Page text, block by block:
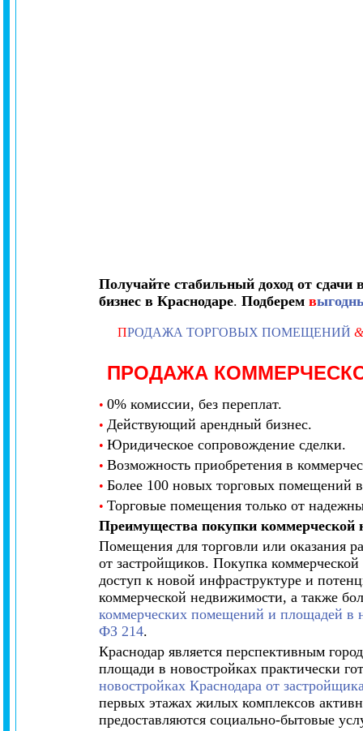
Получайте стабильный доход от
бизнес в Краснодаре. Подберем в
ПРОДАЖА ТОРГОВЫХ ПОМЕЩЕНИЙ
ПРОДАЖА
• 0% комиссии, без переплат.
• Действующий арендный бизнес.
• Юридическое сопровождение сделки.
• Возможность приобретения в
• Более 100 новых торговых помещений
• Торговые помещения только от
Преимущества покупки коммерческой
Помещения для торговли или оказания
от застройщиков. Покупка
доступ к новой инфраструктуре и
коммерческой недвижимости, а также
коммерческих помещений и площадей в
ФЗ 214.
Краснодар является перспективным
площади в новостройках практически
новостройках Краснодара от
первых этажах жилых комплексов
предоставляются социально-бытовые